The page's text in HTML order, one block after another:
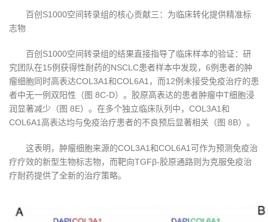
百创S1000空间转录组的核心贡献三：为临床转化提供精准标
志物
百创S1000空间转录组的结果直接指导了临床样本的验证：研
究团队在15例获得性耐药的NSCLC患者样本中发现，6例患者的肿
瘤细胞同时高表达COL3A1和COL6A1，而12例未接受免疫治疗的患
者中无一例双阳性（图 8C-D）。胶原高表达的患者肿瘤中T细胞浸
润显著减少（图 8E）。在多个独立临床队列中，COL3A1和
COL6A1高表达均与免疫治疗患者的不良预后显著相关（图 8B）。
这表明，肿瘤细胞来源的COL3A1和COL6A1可作为预测免疫治
疗疗效的新型生物标志物，而靶向TGFβ-胶原通路则为克服免疫治
疗耐药提供了全新的治疗策略。